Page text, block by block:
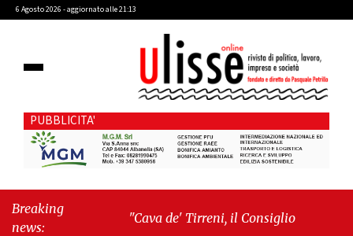
6 Agosto 2026 - aggiornato alle 21:13
PUBBLICITA'
Breaking
news:
"Cava de' Tirreni, il Consiglio comunale